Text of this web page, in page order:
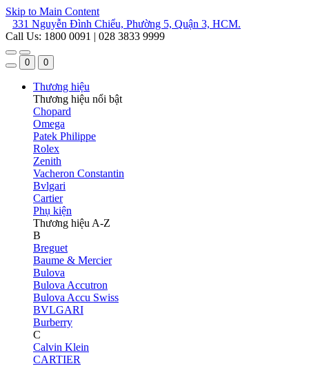
Skip to Main Content
331 Nguyễn Đình Chiểu, Phường 5, Quận 3, HCM.
Call Us: 1800 0091 | 028 3833 9999
0 0
Thương hiệu
Thương hiệu nổi bật
Chopard
Omega
Patek Philippe
Rolex
Zenith
Vacheron Constantin
Bvlgari
Cartier
Phụ kiện
Thương hiệu A-Z
B
Breguet
Baume & Mercier
Bulova
Bulova Accutron
Bulova Accu Swiss
BVLGARI
Burberry
C
Calvin Klein
CARTIER